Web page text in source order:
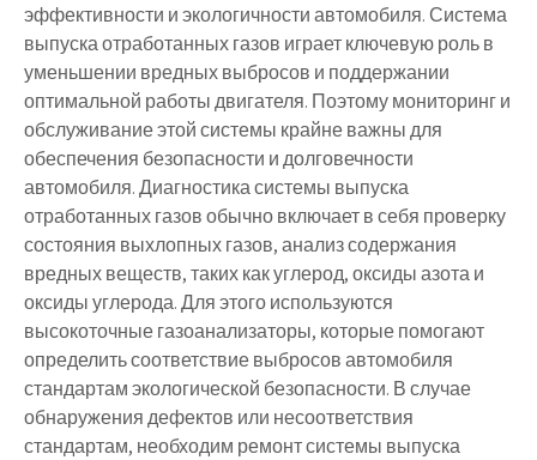
эффективности и экологичности автомобиля. Система
выпуска отработанных газов играет ключевую роль в
уменьшении вредных выбросов и поддержании
оптимальной работы двигателя. Поэтому мониторинг и
обслуживание этой системы крайне важны для
обеспечения безопасности и долговечности
автомобиля. Диагностика системы выпуска
отработанных газов обычно включает в себя проверку
состояния выхлопных газов, анализ содержания
вредных веществ, таких как углерод, оксиды азота и
оксиды углерода. Для этого используются
высокоточные газоанализаторы, которые помогают
определить соответствие выбросов автомобиля
стандартам экологической безопасности. В случае
обнаружения дефектов или несоответствия
стандартам, необходим ремонт системы выпуска